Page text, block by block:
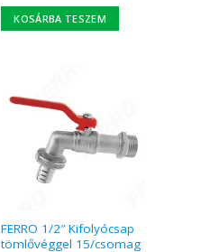
KOSÁRBA TESZEM
FERRO 1/2″ Kifolyócsap
tömlővéggel 15/csomag